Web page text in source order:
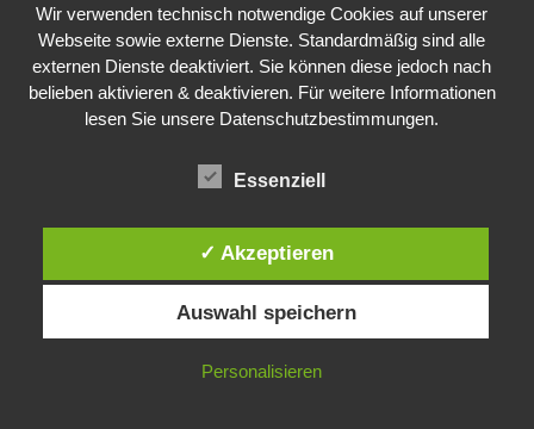
macht Jesus klar: Nicht die Schärfe ist das Problem,
sondern die Verachtung (Herzenshaltung).
Die biblische Sprach-Ethik
Wahrheit ist Pflicht, auch wenn sie hart ist.
Würde der Person bleibt unantastbar
Verhalten scharf verurteilt wird. Der Herr wird
Wir verwenden technisch notwendige Cookies auf unserer
Webseite sowie externe Dienste. Standardmäßig sind alle
externen Dienste deaktiviert. Sie können diese jedoch nach
belieben aktivieren & deaktivieren. Für weitere Informationen
lesen Sie unsere Datenschutzbestimmungen.
Essenziell
✓ Akzeptieren
Auswahl speichern
Personalisieren